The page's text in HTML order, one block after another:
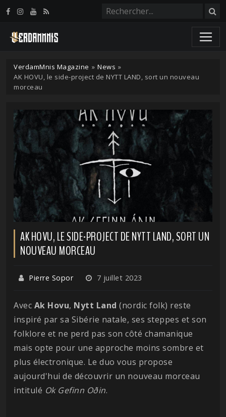
VerdamMnis Magazine » News »
AK HOVU, le side-project de NYTT LAND, sort un nouveau
morceau
AK HOVU, LE SIDE-PROJECT DE NYTT LAND, SORT UN
NOUVEAU MORCEAU
Pierre Sopor 7 juillet 2023
Avec Ak Hovu, Nytt Land (nordic folk) reste
inspiré par sa Sibérie natale, ses steppes et son
folklore et ne perd pas son côté chamanique
mais opte pour une approche moins sombre et
plus électronique. Le duo vous propose
aujourd'hui de découvrir un nouveau morceau
intitulé Ok Gefinn O​ð​in.
Panneau de gestion des cookies